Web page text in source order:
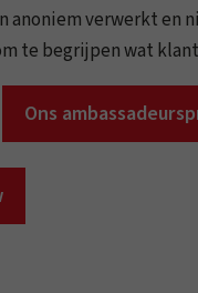
anoniem verwerkt en
te begrijpen wat
Ons